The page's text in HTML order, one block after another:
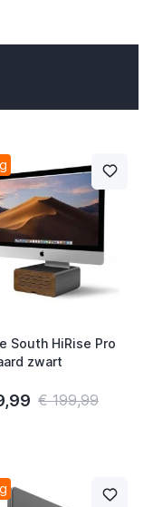
South HiRise Pro
zwart
€ 199,99